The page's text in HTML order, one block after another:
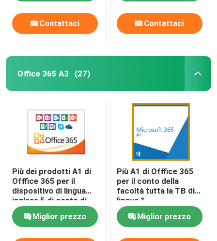
Contattaci Contattaci
Office 365 A3 (27)
Più dei prodotti A1 di
Offfice 365 per il
dispositivo di lingua
inglese 5 di conto di
istruzione
Miglior prezzo
Più A1 di Offfice 365
per il conto della
facoltà tutta la TB di
lingua 1
Miglior prezzo